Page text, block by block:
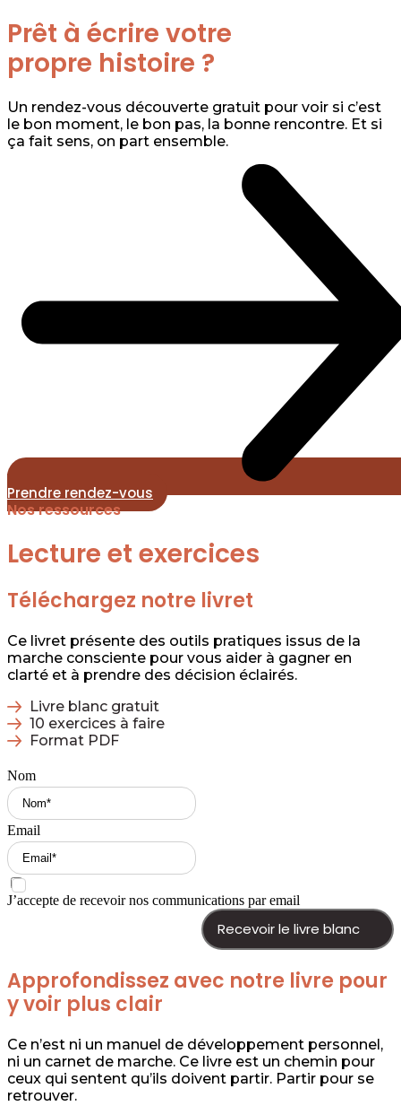
Prêt à écrire votre
propre histoire ?
Un rendez-vous découverte gratuit pour voir si c’est
le bon moment, le bon pas, la bonne rencontre. Et si
ça fait sens, on part ensemble.
Prendre rendez-vous
Nos ressources
Lecture et exercices
Téléchargez notre livret
Ce livret présente des outils pratiques issus de la
marche consciente pour vous aider à gagner en
clarté et à prendre des décision éclairés.
Livre blanc gratuit
10 exercices à faire
Format PDF
Nom
Email
J’accepte de recevoir nos communications par email
Recevoir le livre blanc
Approfondissez avec notre livre pour
y voir plus clair
Ce n’est ni un manuel de développement personnel,
ni un carnet de marche. Ce livre est un chemin pour
ceux qui sentent qu’ils doivent partir. Partir pour se
retrouver.